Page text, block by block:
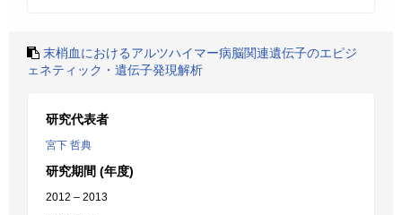
末梢血におけるアルツハイマー病脳関連遺伝子のエピジ
ェネティック・遺伝子発現解析
研究代表者
宮下 哲典
研究期間 (年度)
2012 – 2013